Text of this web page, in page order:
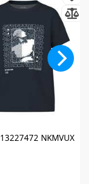
13227472 NKMVUX